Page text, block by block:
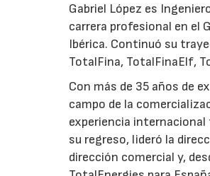
Gabriel López es
carrera profesional en el
Ibérica. Continuó su
TotalFina, TotalFinaElf,
Con más de 35 años de
campo de la
experiencia
su regreso, lideró la
dirección comercial y,